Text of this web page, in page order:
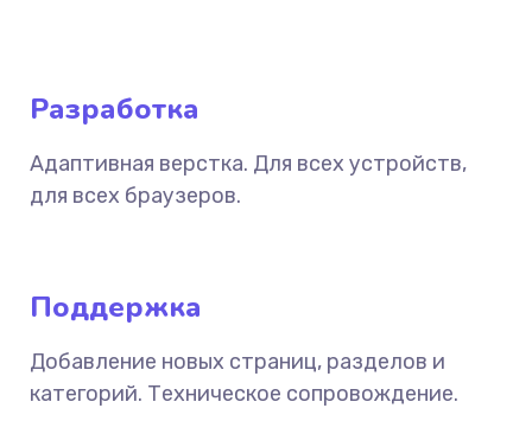
Разработка
Адаптивная верстка. Для всех устройств,
для всех браузеров.
Поддержка
Добавление новых страниц, разделов и
категорий. Техническое сопровождение.